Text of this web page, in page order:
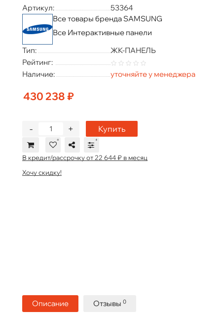
Артикул:
53364
Все товары бренда SAMSUNG
Все Интерактивные панели
Тип:
ЖК-ПАНЕЛЬ
Рейтинг:
Наличие:
уточняйте у менеджера
430 238 ₽
+
- Купить
В кредит/рассрочку от 22 644 ₽ в месяц
Хочу скидку!
Описание Отзывы 0